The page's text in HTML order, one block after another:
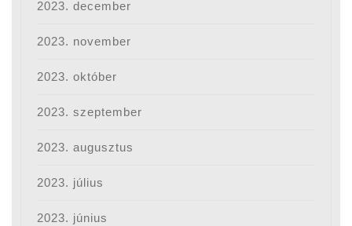
2023. december
2023. november
2023. október
2023. szeptember
2023. augusztus
2023. július
2023. június